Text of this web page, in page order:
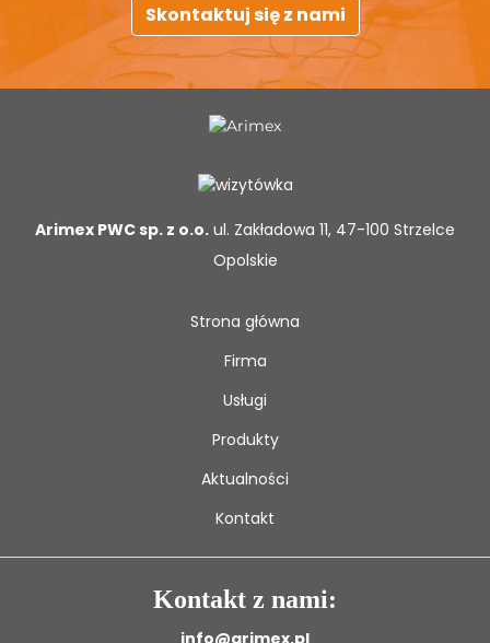
Skontaktuj się z nami
Arimex PWC sp. z o.o. ul. Zakładowa 11, 47-100 Strzelce
Opolskie
Strona główna
Firma
Usługi
Produkty
Aktualności
Kontakt
Kontakt z nami: